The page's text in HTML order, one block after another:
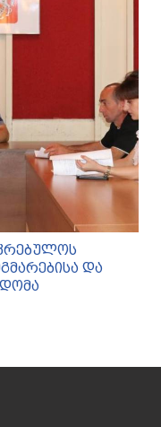
და